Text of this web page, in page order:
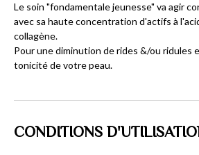
Le soin "fondamentale jeunesse" va agir
avec sa haute concentration d'actifs à
collagène.
Pour une diminution de rides &/ou ridules
tonicité de votre peau.
CONDITIONS